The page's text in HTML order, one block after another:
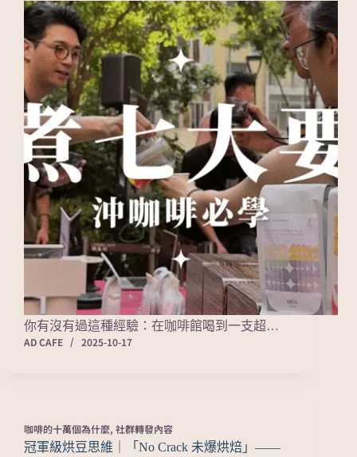
你有沒有過這種經驗：在咖啡館喝到一支超…
AD CAFE
2025-10-17
咖啡的十萬個為什麼, 社群轉發內容
冠軍級烘豆思維｜「No Crack 未爆烘焙」——